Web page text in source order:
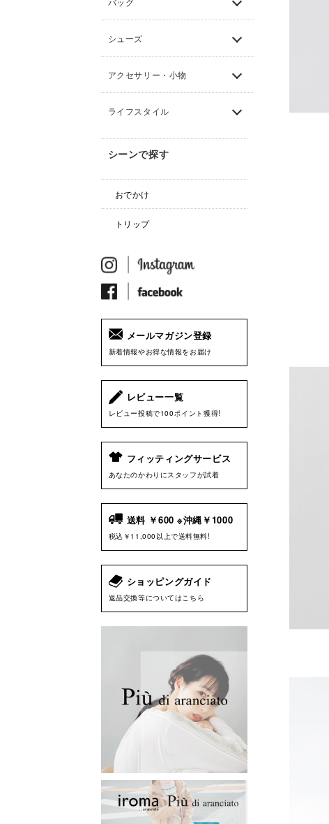
シューズ
アクセサリー・小物
ライフスタイル
シーンで探す
おでかけ
トリップ
メールマガジン登録
新着情報やお得な情報をお届け
レビュー一覧
レビュー投稿で100ポイント獲得!
フィッティングサービス
あなたのかわりにスタッフが試着
送料 ￥600 ※沖縄￥1000
税込￥11,000以上で送料無料!
ショッピングガイド
返品交換等についてはこちら